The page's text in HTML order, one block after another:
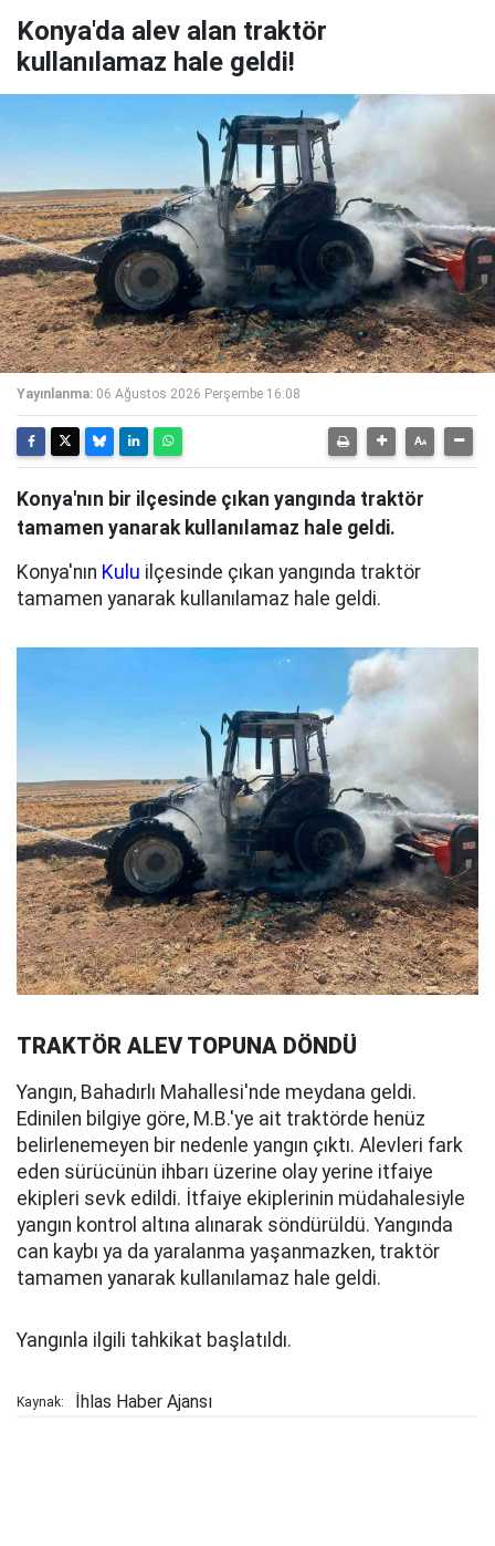
Konya'da alev alan traktör
kullanılamaz hale geldi!
Yayınlanma: 06 Ağustos 2026 Perşembe 16:08
Konya'nın bir ilçesinde çıkan yangında traktör
tamamen yanarak kullanılamaz hale geldi.
Konya'nın Kulu ilçesinde çıkan yangında traktör
tamamen yanarak kullanılamaz hale geldi.
TRAKTÖR ALEV TOPUNA DÖNDÜ
Yangın, Bahadırlı Mahallesi'nde meydana geldi.
Edinilen bilgiye göre, M.B.'ye ait traktörde henüz
belirlenemeyen bir nedenle yangın çıktı. Alevleri fark
eden sürücünün ihbarı üzerine olay yerine itfaiye
ekipleri sevk edildi. İtfaiye ekiplerinin müdahalesiyle
yangın kontrol altına alınarak söndürüldü. Yangında
can kaybı ya da yaralanma yaşanmazken, traktör
tamamen yanarak kullanılamaz hale geldi.
Yangınla ilgili tahkikat başlatıldı.
Kaynak: İhlas Haber Ajansı